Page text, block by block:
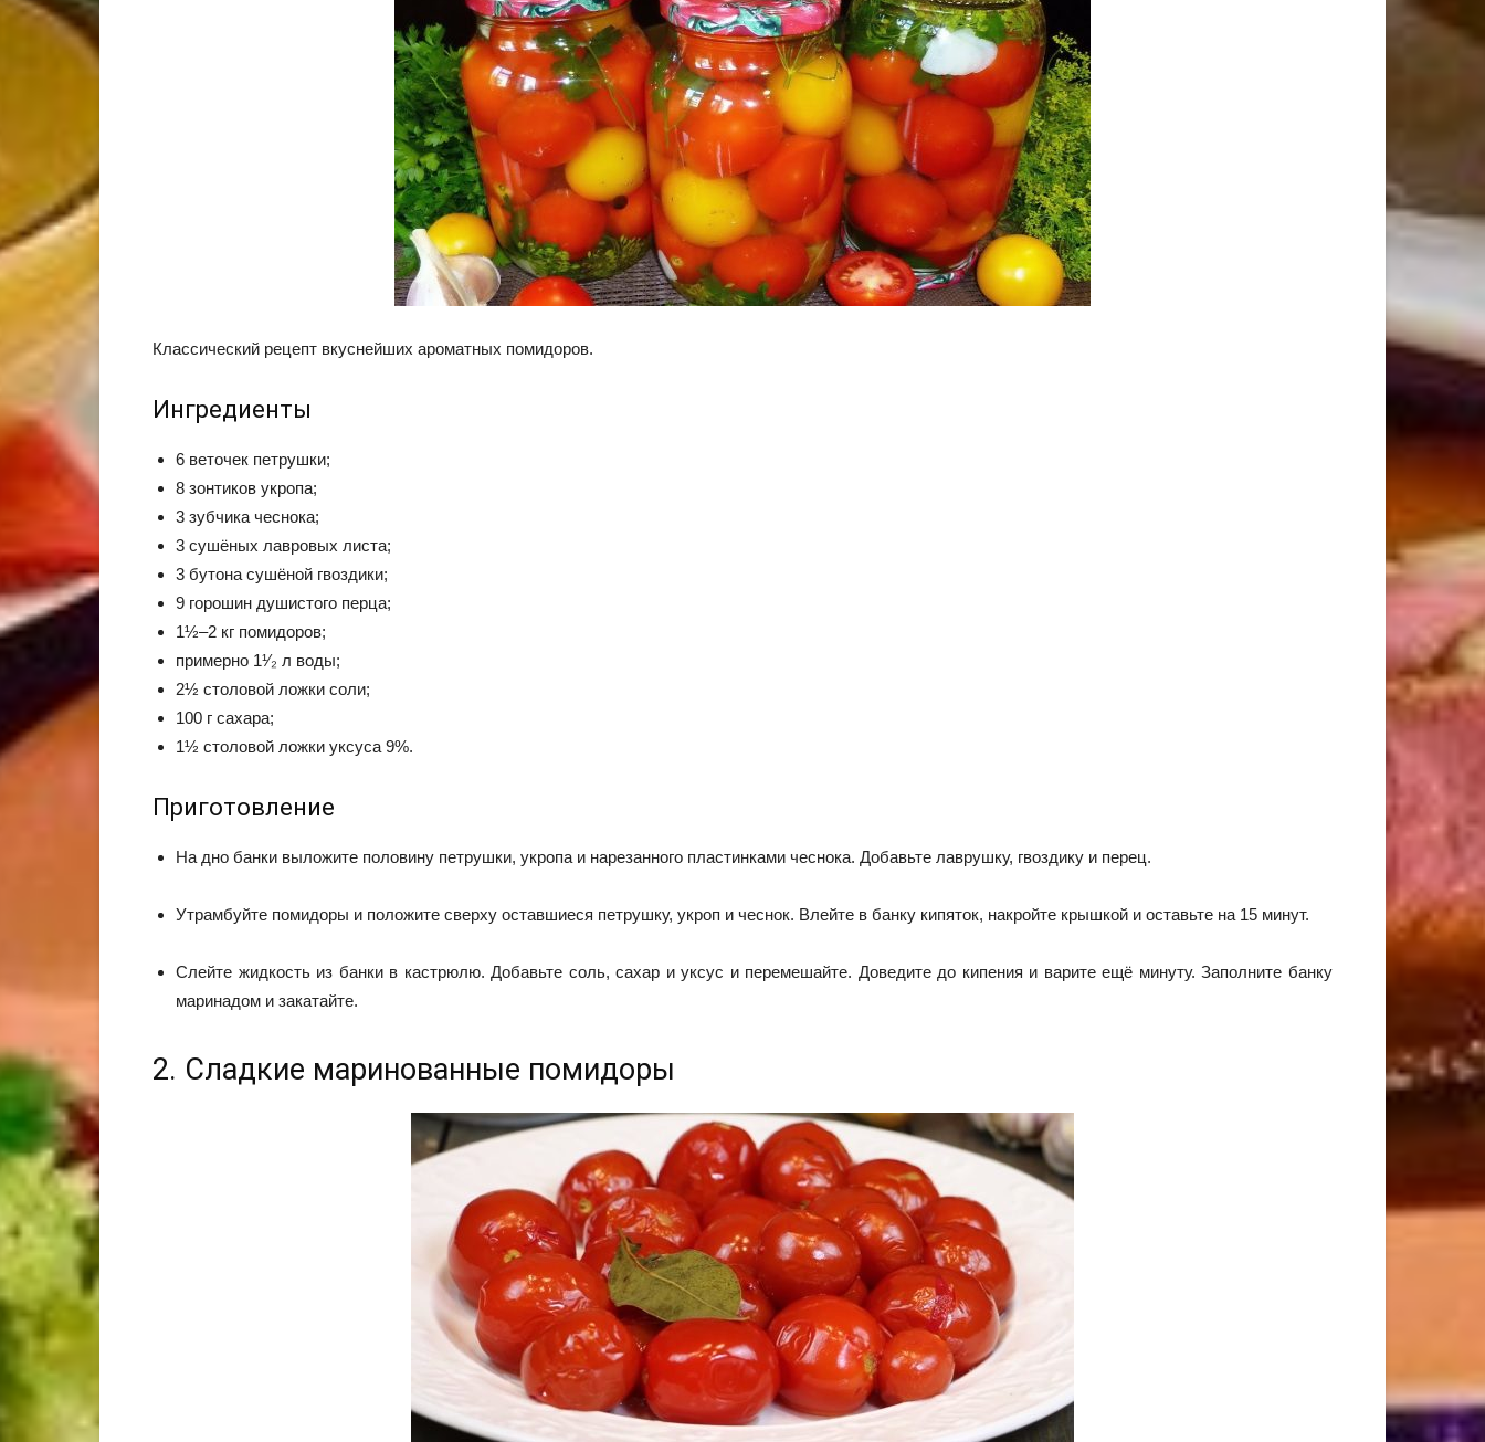
Классический рецепт вкуснейших ароматных помидоров.
Ингредиенты
6 веточек петрушки;
8 зонтиков укропа;
3 зубчика чеснока;
3 сушёных лавровых листа;
3 бутона сушёной гвоздики;
9 горошин душистого перца;
1½–2 кг помидоров;
примерно 1¹⁄₂ л воды;
2½ столовой ложки соли;
100 г сахара;
1½ столовой ложки уксуса 9%.
Приготовление
На дно банки выложите половину петрушки, укропа и нарезанного пластинками чеснока. Добавьте лаврушку, гвоздику и перец.
Утрамбуйте помидоры и положите сверху оставшиеся петрушку, укроп и чеснок. Влейте в банку кипяток, накройте крышкой и оставьте на 15 минут.
Слейте жидкость из банки в кастрюлю. Добавьте соль, сахар и уксус и перемешайте. Доведите до кипения и варите ещё минуту. Заполните банку
маринадом и закатайте.
2. Сладкие маринованные помидоры